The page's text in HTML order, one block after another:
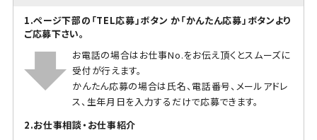
1.ページ下部の「TEL応募」ボタン か「かんたん応募」ボタンより
ご応募下さい。
お電話の場合はお仕事No.をお伝え頂くとスムーズに
受付が行えます。
かんたん応募の場合は氏名、電話番号、メールアドレ
ス、生年月日を入力するだけで応募できます。
2.お仕事相談・お仕事紹介